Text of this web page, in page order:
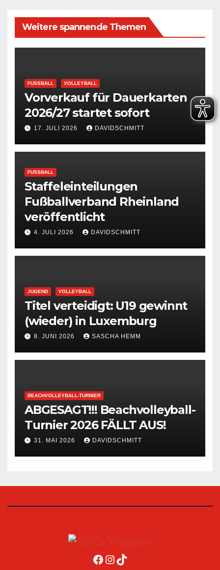
Weitere spannende Themen
FUSSBALL VOLLEYBALL
Vorverkauf für Dauerkarten
2026/27 startet sofort
17. JULI 2026 DAVIDSCHMITT
FUSSBALL
Staffeleinteilungen
Fußballverband Rheinland
veröffentlicht
4. JULI 2026 DAVIDSCHMITT
JUGEND VOLLEYBALL
Titel verteidigt: U19 gewinnt
(wieder) in Luxemburg
8. JUNI 2026 SASCHA HEMM
BEACHVOLLEYBALL-TURNIER
ABGESAGT!!! Beachvolleyball-
Turnier 2026 FÄLLT AUS!
31. MAI 2026 DAVIDSCHMITT
Facebook
Instagram
TikTok